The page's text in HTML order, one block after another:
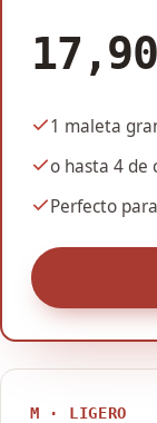
M · LIGERO
17,90
1 maleta
o hasta 4 de
Perfecto